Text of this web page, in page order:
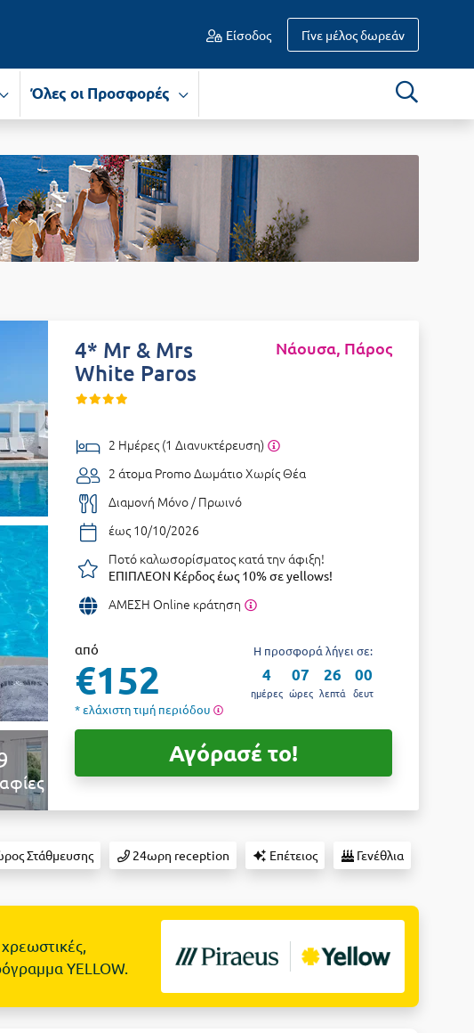
Είσοδος Γίνε μέλος δωρεάν
Όλες οι Προσφορές
4* Mr & Mrs
White Paros
Νάουσα, Πάρος
2 Ημέρες (1 Διανυκτέρευση)
2 άτομα Promo Δωμάτιο Χωρίς Θέα
Διαμονή Μόνο / Πρωινό
έως 10/10/2026
Ποτό καλωσορίσματος κατά την άφιξη!
ΕΠΙΠΛΕΟΝ Κέρδος έως 10% σε yellows!
ΑΜΕΣΗ Online κράτηση
από
€152
* ελάχιστη τιμή περιόδου
Η προσφορά λήγει σε:
4
ημέρες
07
ώρες
25
λεπτά
59
δευτ
Αγόρασέ το!
Στάθμευσης 24ωρη reception Επέτειος Γενέθλια
YELLOW.